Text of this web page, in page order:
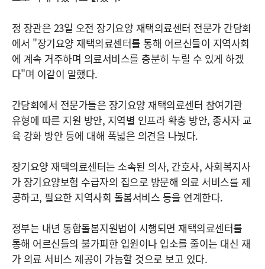
정 장관은 23일 오전 장기요양 재택의료센터 전문가 간담회
에서 "장기요양 재택의료센터를 통해 어르신들이 지역사회
에 계속 거주하며 의료서비스를 충분히 누릴 수 있게 하겠
다"며 이같이 말했다.
간담회에서 전문가들은 장기요양 재택의료센터 참여기관
유형에 따른 지원 방안, 지역별 인프라 확충 방안, 종사자 교
육 강화 방안 등에 대해 폭넓은 의견을 나눴다.
장기요양 재택의료센터는 소속된 의사, 간호사, 사회복지사
가 장기요양보험 수급자의 집으로 방문해 의료 서비스를 제
공하고, 필요한 지역사회 돌봄서비스 등을 연계한다.
정부는 내년 통합돌봄지원법이 시행되면 재택의료센터를
통해 어르신들의 불가피한 입원이나 입소를 줄이는 대신 재
가 의료 서비스 제공이 가능할 것으로 보고 있다.